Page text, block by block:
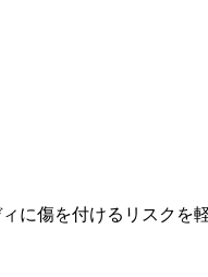
に傷を付けるリスクを